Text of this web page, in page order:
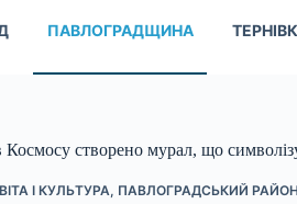
ПАВЛОГРАДЩИНА
Космосу створено мурал, що
І КУЛЬТУРА, ПАВЛОГРАДСЬКИЙ РАЙОН